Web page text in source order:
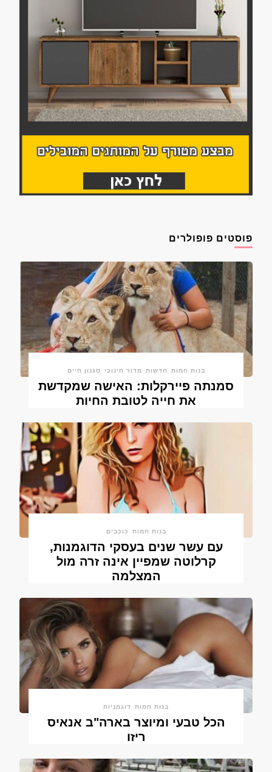
פוסטים פופולרים
בנות חמות חדשות מדור חינוכי סגנון חיים
סמנתה פיירקלות: האישה שמקדשת
את חייה לטובת החיות
בנות חמות כוכבים
עם עשר שנים בעסקי הדוגמנות,
קרלוטה שמפיין אינה זרה מול
המצלמה
בנות חמות דוגמניות
הכל טבעי ומיוצר בארה"ב אנאיס
ריזו